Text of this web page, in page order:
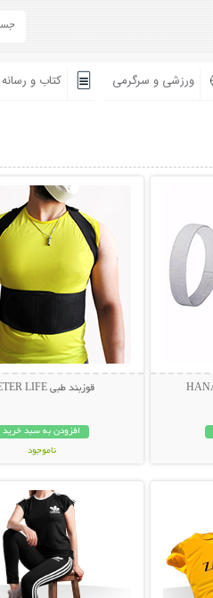
ورزشی و سرگرمی کتاب و رسانه
قوزبند طبی BETER LIFE
افزودن به سبد خرید
ناموجود